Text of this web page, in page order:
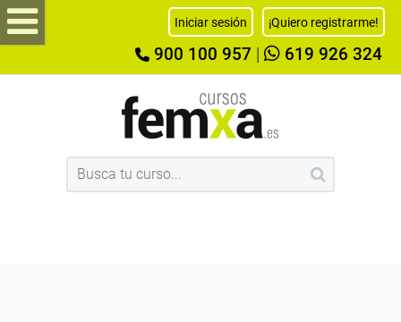
Iniciar sesión ¡Quiero registrarme!
900 100 957 619 926 324